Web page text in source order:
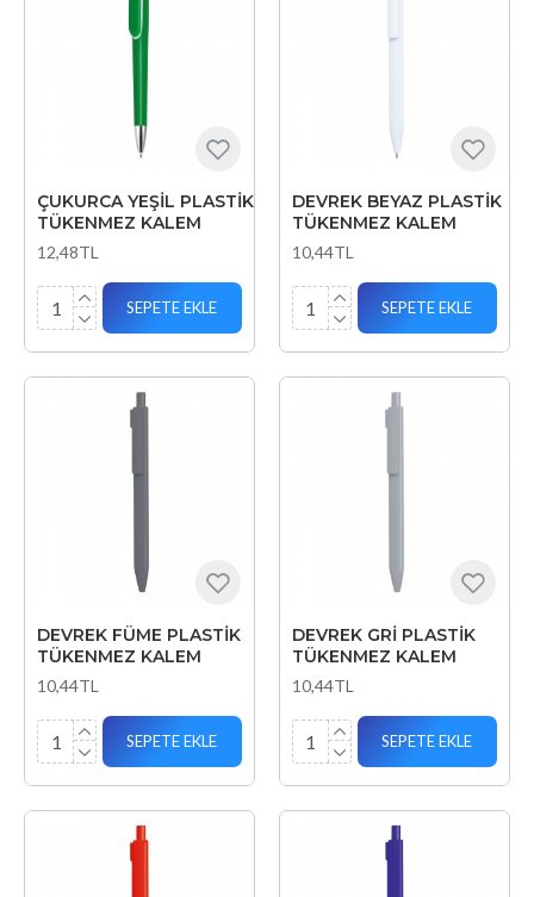
ÇUKURCA YEŞİL PLASTİK
TÜKENMEZ KALEM
12,48TL
SEPETE EKLE
DEVREK BEYAZ PLASTİK
TÜKENMEZ KALEM
10,44TL
SEPETE EKLE
DEVREK FÜME PLASTİK
TÜKENMEZ KALEM
10,44TL
SEPETE EKLE
DEVREK GRİ PLASTİK
TÜKENMEZ KALEM
10,44TL
SEPETE EKLE